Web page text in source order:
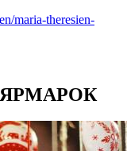
maria-theresien-